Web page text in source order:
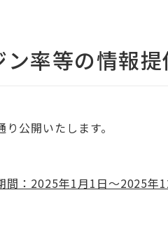
率等の情報提
公開いたします。
：2025年1月1日～2025年